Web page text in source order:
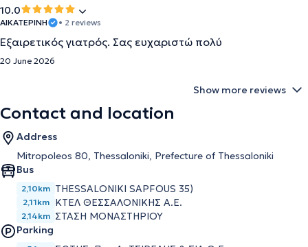
10.0
ΑΙΚΑΤΕΡΙΝΗ • 2 reviews
Εξαιρετικός γιατρός. Σας ευχαριστώ πολύ
20 June 2026
Show more reviews
Contact and location
Address
Mitropoleos 80, Thessaloniki, Prefecture of Thessaloniki
Bus
2,10km THESSALONIKI SAPFOUS 35)
2,11km ΚΤΕΛ ΘΕΣΣΑΛΟΝΙΚΗΣ Α.Ε.
2,14km ΣΤΑΣΗ ΜΟΝΑΣΤΗΡΙΟΥ
Parking